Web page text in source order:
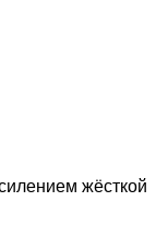
жёсткой